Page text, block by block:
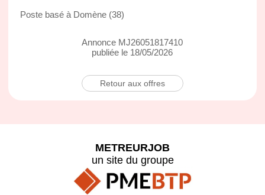
Poste basé à Domène (38)
Annonce MJ26051817410
publiée le 18/05/2026
Retour aux offres
METREURJOB
un site du groupe